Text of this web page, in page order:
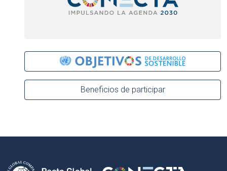
Beneficios de participar